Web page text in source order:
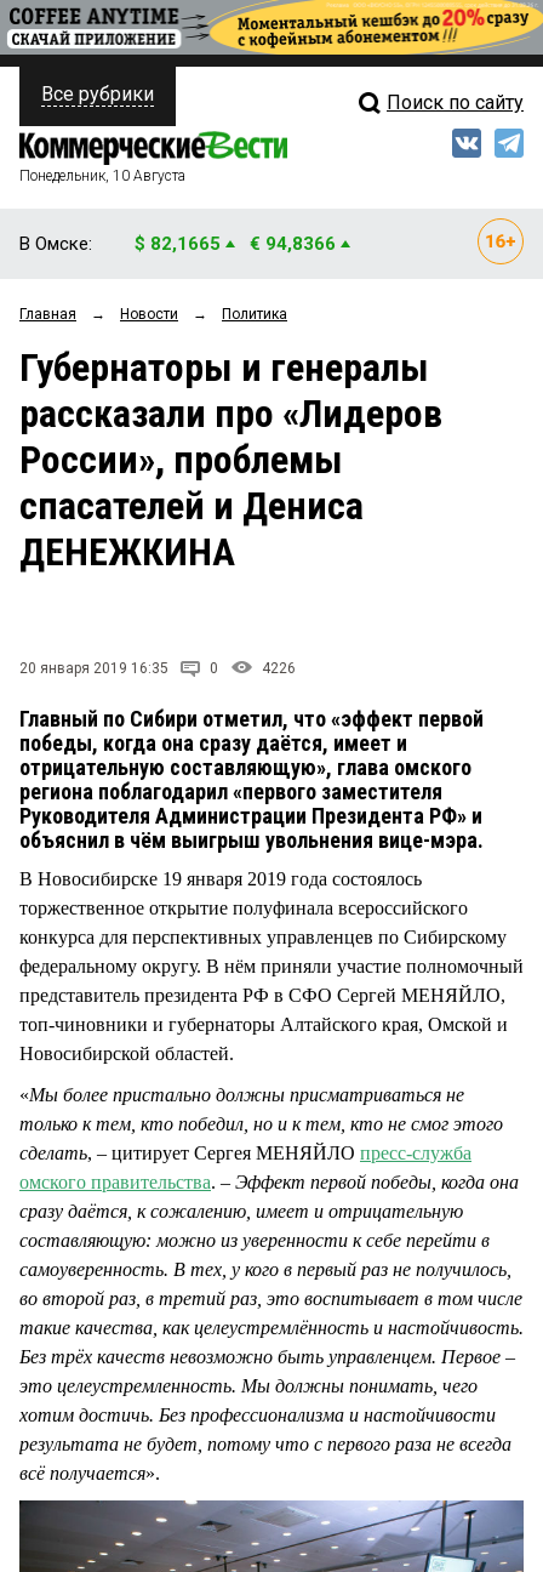
ПОЛИТИКА
ФИНАНСЫ
ОБЩЕСТВО
ЗАКОН
СТИЛЬ ЖИЗНИ
Свежий выпуск
Рейтинги
Блоги
Архив
Все рубрики Поиск по сайту
Понедельник, 10 Августа
В Омске: $ 82,1665 € 94,8366
Главная → Новости → Политика
Губернаторы и генералы
рассказали про «Лидеров
России», проблемы
спасателей и Дениса
ДЕНЕЖКИНА
20 января 2019 16:35 0 4226
Главный по Сибири отметил, что «эффект первой
победы, когда она сразу даётся, имеет и
отрицательную составляющую», глава омского
региона поблагодарил «первого заместителя
Руководителя Администрации Президента РФ» и
объяснил в чём выигрыш увольнения вице-мэра.
В Новосибирске 19 января 2019 года состоялось
торжественное открытие полуфинала всероссийского
конкурса для перспективных управленцев по Сибирскому
федеральному округу. В нём приняли участие полномочный
представитель президента РФ в СФО Сергей МЕНЯЙЛО,
топ-чиновники и губернаторы Алтайского края, Омской и
Новосибирской областей.
«Мы более пристально должны присматриваться не
только к тем, кто победил, но и к тем, кто не смог этого
сделать, – цитирует Сергея МЕНЯЙЛО пресс-служба
омского правительства. – Эффект первой победы, когда она
сразу даётся, к сожалению, имеет и отрицательную
составляющую: можно из уверенности к себе перейти в
самоуверенность. В тех, у кого в первый раз не получилось,
во второй раз, в третий раз, это воспитывает в том числе
такие качества, как целеустремлённость и настойчивость.
Без трёх качеств невозможно быть управленцем. Первое –
это целеустремленность. Мы должны понимать, чего
хотим достичь. Без профессионализма и настойчивости
результата не будет, потому что с первого раза не всегда
всё получается».